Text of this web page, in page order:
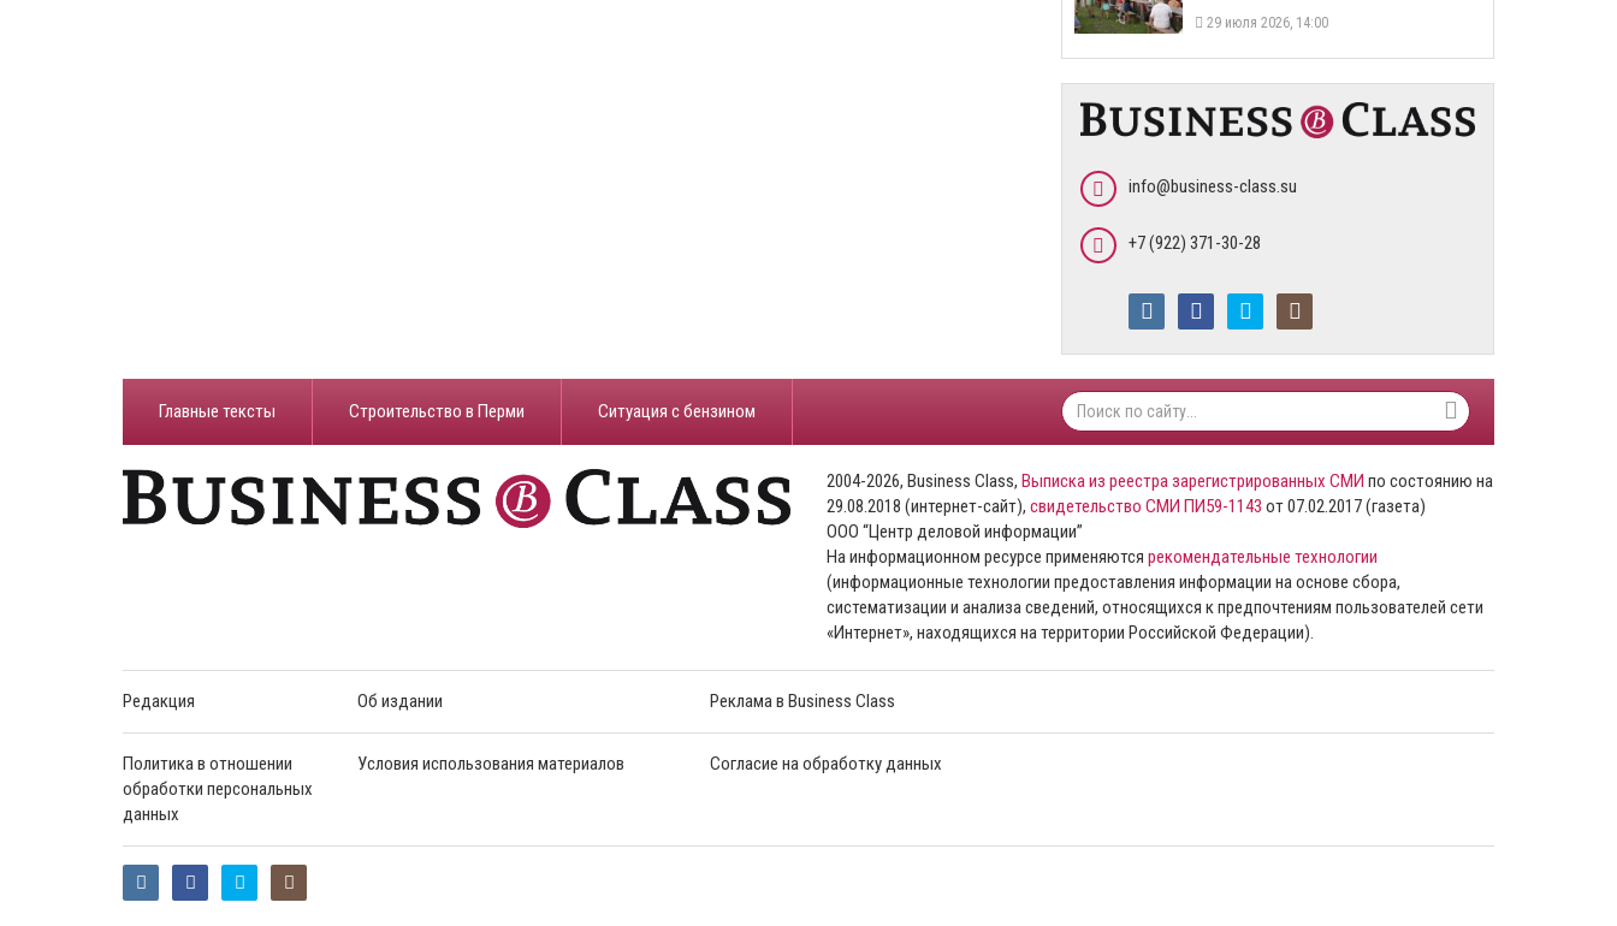
29 июля 2026, 14:00
info@business-class.su
+7 (922) 371-30-28
Главные тексты Строительство в Перми ​Ситуация с бензином
2004-2026, Business Class, Выписка из реестра зарегистрированных СМИ по состоянию на
29.08.2018 (интернет-сайт), свидетельство СМИ ПИ59-1143 от 07.02.2017 (газета)
ООО “Центр деловой информации”
На информационном ресурсе применяются рекомендательные технологии
(информационные технологии предоставления информации на основе сбора,
систематизации и анализа сведений, относящихся к предпочтениям пользователей сети
«Интернет», находящихся на территории Российской Федерации).
Редакция Об издании Реклама в Business Class
Политика в отношении
обработки персональных
данных
Условия использования материалов Согласие на обработку данных